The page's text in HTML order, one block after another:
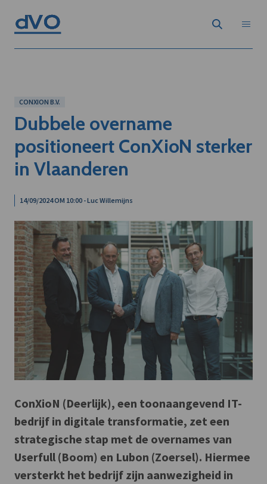
CONXION B.V.
Dubbele overname
positioneert ConXioN sterker
in Vlaanderen
14/09/2024 OM 10:00 - Luc Willemijns
ConXioN (Deerlijk), een toonaangevend IT-
bedrijf in digitale transformatie, zet een
strategische stap met de overnames van
Userfull (Boom) en Lubon (Zoersel). Hiermee
versterkt het bedrijf zijn aanwezigheid in